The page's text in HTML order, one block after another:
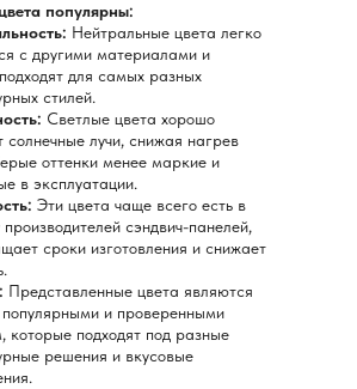
популярны:
Нейтральные цвета легко
с другими материалами и
для самых разных
стилей.
Светлые цвета хорошо
лучи, снижая нагрев
оттенки менее маркие и
в эксплуатации.
Эти цвета чаще всего есть в
производителей сэндвич-панелей,
сроки изготовления и снижает
Представленные цвета являются
популярными и проверенными
которые подходят под разные
решения и вкусовые